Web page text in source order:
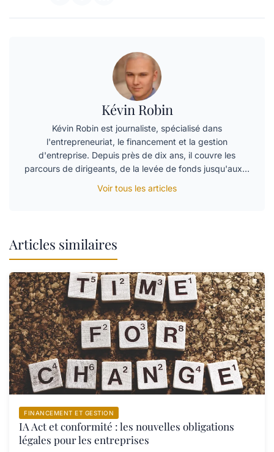
Kévin Robin
Kévin Robin est journaliste, spécialisé dans
l'entrepreneuriat, le financement et la gestion
d'entreprise. Depuis près de dix ans, il couvre les
parcours de dirigeants, de la levée de fonds jusqu'aux…
Voir tous les articles
Articles similaires
FINANCEMENT ET GESTION
IA Act et conformité : les nouvelles obligations
légales pour les entreprises